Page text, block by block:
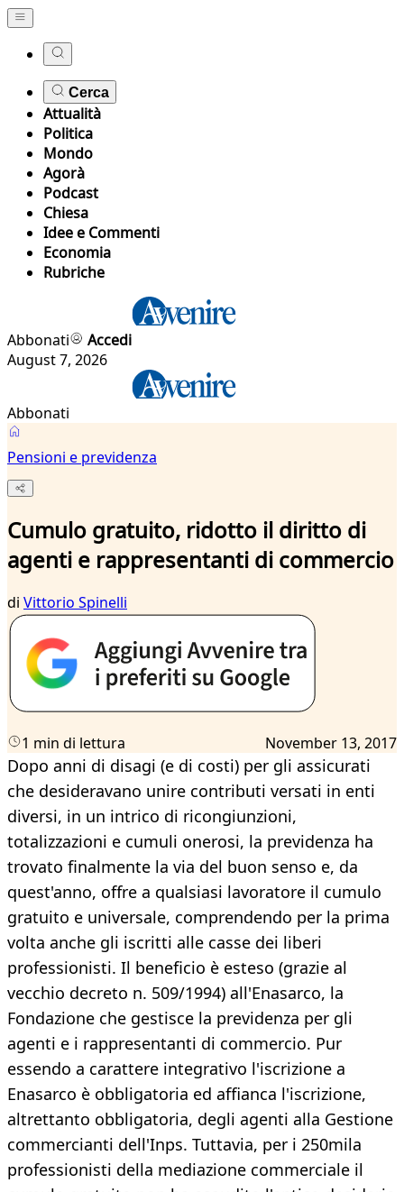
Cerca
Attualità
Politica
Mondo
Agorà
Podcast
Chiesa
Idee e Commenti
Economia
Rubriche
Abbonati
Accedi
August 7, 2026
Abbonati
Pensioni e previdenza
Cumulo gratuito, ridotto il diritto di
agenti e rappresentanti di commercio
di Vittorio Spinelli
1 min di lettura November 13, 2017
Dopo anni di disagi (e di costi) per gli assicurati
che desideravano unire contributi versati in enti
diversi, in un intrico di ricongiunzioni,
totalizzazioni e cumuli onerosi, la previdenza ha
trovato finalmente la via del buon senso e, da
quest'anno, offre a qualsiasi lavoratore il cumulo
gratuito e universale, comprendendo per la prima
volta anche gli iscritti alle casse dei liberi
professionisti. Il beneficio è esteso (grazie al
vecchio decreto n. 509/1994) all'Enasarco, la
Fondazione che gestisce la previdenza per gli
agenti e i rappresentanti di commercio. Pur
essendo a carattere integrativo l'iscrizione a
Enasarco è obbligatoria ed affianca l'iscrizione,
altrettanto obbligatoria, degli agenti alla Gestione
commercianti dell'Inps. Tuttavia, per i 250mila
professionisti della mediazione commerciale il